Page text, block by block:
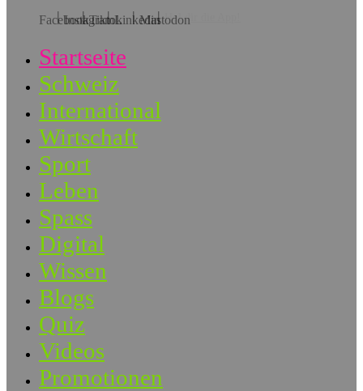
Hol dir die App!
Startseite
Schweiz
International
Wirtschaft
Sport
Leben
Spass
Digital
Wissen
Blogs
Quiz
Videos
Promotionen